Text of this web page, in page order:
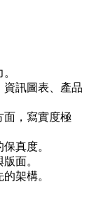
資訊圖表、產品
面，寫實度極
真度。
面。
架構。